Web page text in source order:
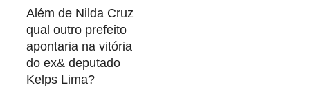
Além de Nilda Cruz
qual outro prefeito
apontaria na vitória
do ex& deputado
Kelps Lima?